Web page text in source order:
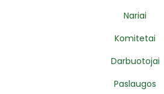
Nariai
Komitetai
Darbuotojai
Paslaugos